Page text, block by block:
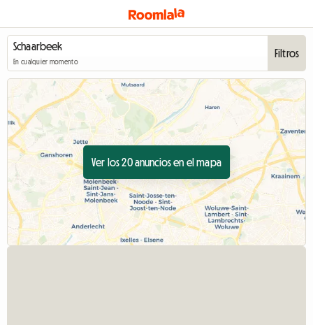
En cualquier momento
Filtros
Ver los 20 anuncios en el mapa